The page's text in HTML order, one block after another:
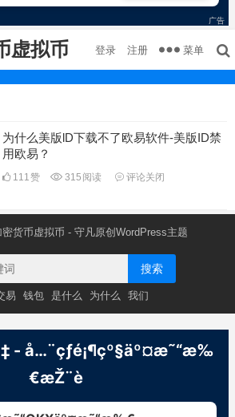
虚拟币 登录 注册 菜单
为什么美版lD下载不了欧易软件-美版ID禁
用欧易？
111赞 315 阅读 评论关闭
密货币虚拟币 - 守凡原创 WordPress主题
搜索
易 钱包 是什么 为什么 我们